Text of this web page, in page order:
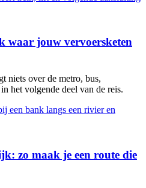
waar jouw vervoersketen
niets over de metro, bus,
het volgende deel van de reis.
zo maak je een route die